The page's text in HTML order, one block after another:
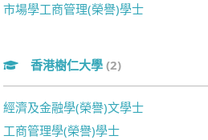
市場學工商管理(榮譽)學士
香港樹仁大學 (2)
經濟及金融學(榮譽)文學士
工商管理學(榮譽)學士